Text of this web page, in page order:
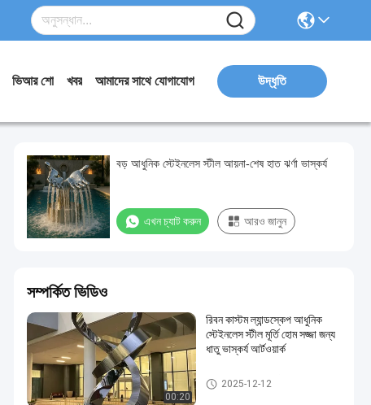
ভিআর শো খবর আমাদের সাথে যোগাযোগ উদ্ধৃতি
বড় আধুনিক স্টেইনলেস স্টীল আয়না-শেষ হাত ঝর্ণা ভাস্কর্য
এখন চ্যাট করুন আরও জানুন
সম্পর্কিত ভিডিও
00:20
রিবন কাস্টম ল্যান্ডস্কেপ আধুনিক
স্টেইনলেস স্টীল মূর্তি হোম সজ্জা জন্য
ধাতু ভাস্কর্য আর্টওয়ার্ক
স্টেইনলেস স্টীল ভাস্কর্য
2025-12-12